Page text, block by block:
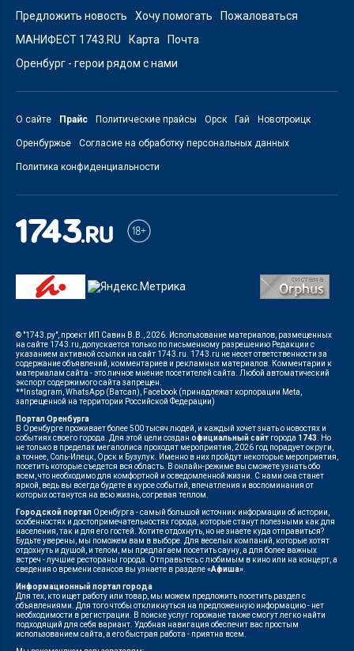
Предложить новость
Хочу помогать
Пожаловаться
МАНИФЕСТ 1743.RU
Карта
Почта
Оренбург - герои рядом с нами
О сайте Прайс Политические прайсы Орск Гай Новотроицк
Оренбуржье Согласие на обработку персональных данных
Политика конфиденциальности
© "1743.ру", проект ИП Савин В.В., 2026. Использование материалов, размещенных
на сайте 1743.ru, допускается только по письменному разрешению Редакции с
указанием активной ссылки на сайт 1743.ru. 1743.ru не несет ответственности за
содержание объявлений, комментариев и рекламных материалов. Комментарии к
материалам сайта - это личное мнение посетителей сайта. Любой автоматический
экспорт содержимого сайта запрещен.
**Instagram, WhatsApp (Ватсап), Facebook (принадлежат корпорации Meta,
запрещенной на территории Российской Федерации)
Портал Оренбурга
В Оренбурге проживает более 500 тысяч людей, и каждый хочет знать о новостях и
событиях своего города. Для этой цели создан официальный сайт города 1743 . Но
не только в пределах мегаполиса проходят мероприятия, 2026 год порадует округи,
а точнее, Соль-Илецк, Орск и Бузулук. Именно в них пройдут некоторые мероприятия,
посетить которые съедется вся область. В онлайн-режиме вы сможете узнать обо
всем, что необходимо для комфортной и осведомленной жизни. С нами она станет
яркой, ведь вы всегда будете в курсе событий, впечатления и воспоминания от
которых останутся на всю жизнь, согревая теплом.
Городской портал Оренбурга - самый большой источник информации об истории,
особенностях и достопримечательностях города, которые станут полезными как для
населения, так и для его гостей. Хотите отдохнуть, но не знаете куда отправиться?
Будьте уверены, мы поможем вам в выборе. Для веселых компаний, которые хотят
отдохнуть и душой, и телом, мы предлагаем посетить сауну, а для более важных
встреч - лучшие рестораны города. Отправьтесь с любимым в кино или на концерт, а
сведения о времени сеансов вы узнаете в разделе«Афиша»
Информационный портал города
Для тех, кто ищет работу или товар, мы можем предложить посетить раздел с
объявлениями. Для того чтобы откликнуться на предложенную информацию - нет
необходимости в регистрации. В поиске услуг горожане также смогут легко найти
подходящий для себя вариант. Удобная навигация обеспечит вас простым
использованием сайта, а его быстрая работа - приятна всем.